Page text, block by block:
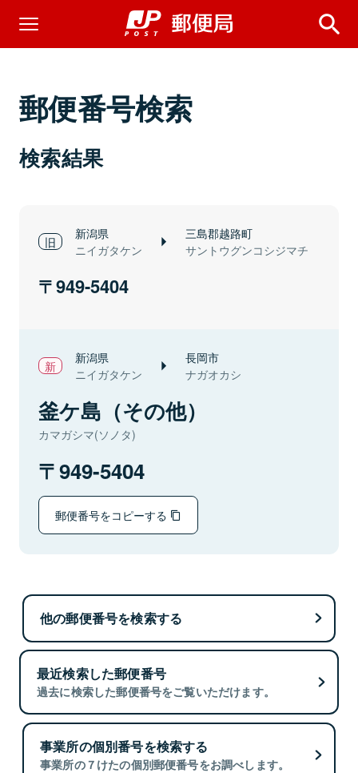
郵便番号検索
検索結果
新潟県
ニイガタケン
三島郡越路町
サントウグンコシジマチ
949-5404
新潟県
ニイガタケン
長岡市
ナガオカシ
釜ケ島（その他）
カマガシマ(ソノタ)
949-5404
郵便番号をコピーする
他の郵便番号を検索する
最近検索した郵便番号
過去に検索した郵便番号をご覧いただけます。
事業所の個別番号を検索する
事業所の７けたの個別郵便番号をお調べします。